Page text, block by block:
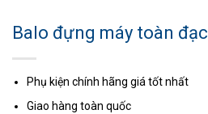
Balo đựng máy toàn đạc
Phụ kiện chính hãng giá tốt nhất
Giao hàng toàn quốc